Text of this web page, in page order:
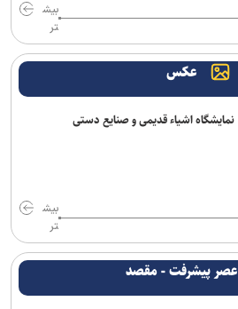
بیش
تر
عکس
نمایشگاه اشیاء قدیمی و صنایع دستی
بیش
تر
عصر پیشرفت - مقصد